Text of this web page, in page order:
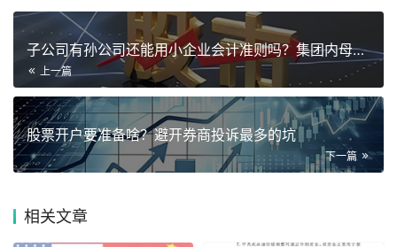
子公司有孙公司还能用小企业会计准则吗？集团内母子公司定义关键
上一篇
股票开户要准备啥？避开券商投诉最多的坑
下一篇
相关文章